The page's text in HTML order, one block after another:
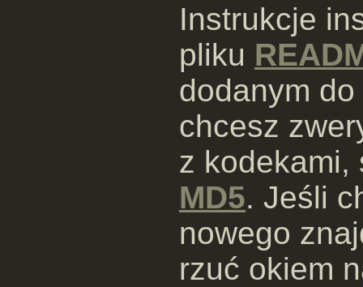
Instrukcje
pliku
dodanym
chcesz
z
MD5. Jeśli
nowego
rzuć okiem